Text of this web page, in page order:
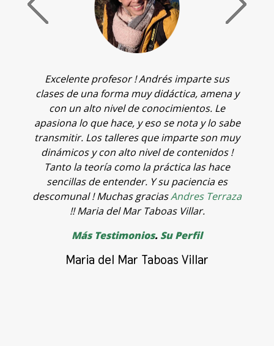
Excelente profesor ! Andrés imparte sus
clases de una forma muy didáctica, amena y
con un alto nivel de conocimientos. Le
apasiona lo que hace, y eso se nota y lo sabe
transmitir. Los talleres que imparte son muy
dinámicos y con alto nivel de contenidos !
Tanto la teoría como la práctica las hace
sencillas de entender. Y su paciencia es
descomunal ! Muchas graciasAndres Terraza
!! Maria del Mar Taboas Villar.
Más Testimonios. Su Perfil
Maria del Mar Taboas Villar